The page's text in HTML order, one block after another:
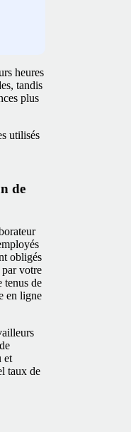
heures
tandis
plus
utilisés
de
obligés
par votre
tenus de
en ligne
et
taux de